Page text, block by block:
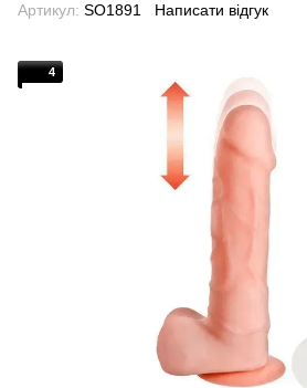
Артикул: SO1891 Написати відгук
4